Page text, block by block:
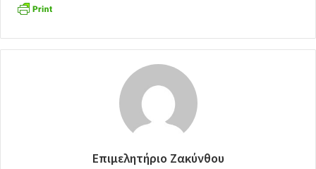
Επιμελητήριο Ζακύνθου